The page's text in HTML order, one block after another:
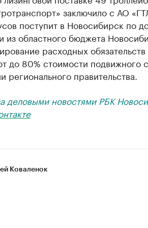
заключило с АО
поступит в Новосибирск по
из областного бюджета
расходных
до 80% стоимости подвижного
регионального правительства.
деловыми новостями РБК
Коваленок